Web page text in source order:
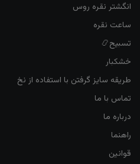
انگشتر نقره روس
ساعت نقره
تسبیح📿
خشکبار
طریقه سایز گرفتن با استفاده از نخ
تماس با ما
درباره ما
راهنما
قوانین